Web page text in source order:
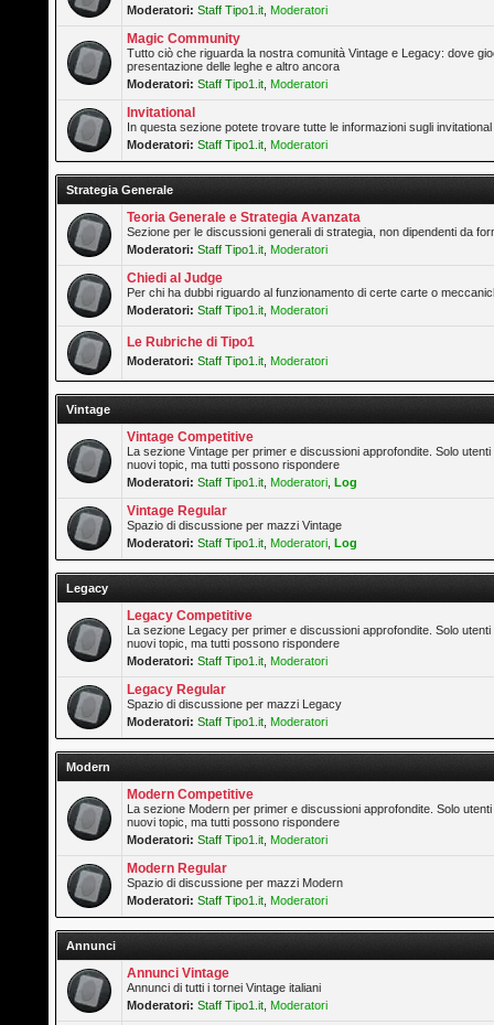
Moderatori: Staff Tipo1.it Moderatori
Magic Community
Tutto ciò che riguarda la nostra comunità Vintage e Legacy: dove
presentazione delle leghe e altro ancora
Moderatori: Staff Tipo1.it Moderatori
Invitational
In questa sezione potete trovare tutte le informazioni sugli
Moderatori: Staff Tipo1.it Moderatori
Strategia Generale
Teoria Generale e Strategia Avanzata
Sezione per le discussioni generali di strategia, non dipendenti da
Moderatori: Staff Tipo1.it Moderatori
Chiedi al Judge
Per chi ha dubbi riguardo al funzionamento di certe carte o
Moderatori: Staff Tipo1.it Moderatori
Le Rubriche di Tipo1
Moderatori: Staff Tipo1.it Moderatori
Vintage
Vintage Competitive
La sezione Vintage per primer e discussioni approfondite. Solo
nuovi topic, ma tutti possono rispondere
Moderatori: Staff Tipo1.it Moderatori ,Log
Vintage Regular
Spazio di discussione per mazzi Vintage
Moderatori: Staff Tipo1.it Moderatori ,Log
Legacy
Legacy Competitive
La sezione Legacy per primer e discussioni approfondite. Solo
nuovi topic, ma tutti possono rispondere
Moderatori: Staff Tipo1.it Moderatori
Legacy Regular
Spazio di discussione per mazzi Legacy
Moderatori: Staff Tipo1.it Moderatori
Modern
Modern Competitive
La sezione Modern per primer e discussioni approfondite. Solo
nuovi topic, ma tutti possono rispondere
Moderatori: Staff Tipo1.it Moderatori
Modern Regular
Spazio di discussione per mazzi Modern
Moderatori: Staff Tipo1.it Moderatori
Annunci
Annunci Vintage
Annunci di tutti i tornei Vintage italiani
Moderatori: Staff Tipo1.it Moderatori